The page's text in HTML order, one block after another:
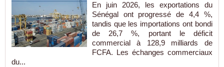
En juin 2026, les exportations du
Sénégal ont progressé de 4,4 %,
tandis que les importations ont bondi
de 26,7 %, portant le déficit
commercial à 128,9 milliards de
FCFA. Les échanges commerciaux
du...